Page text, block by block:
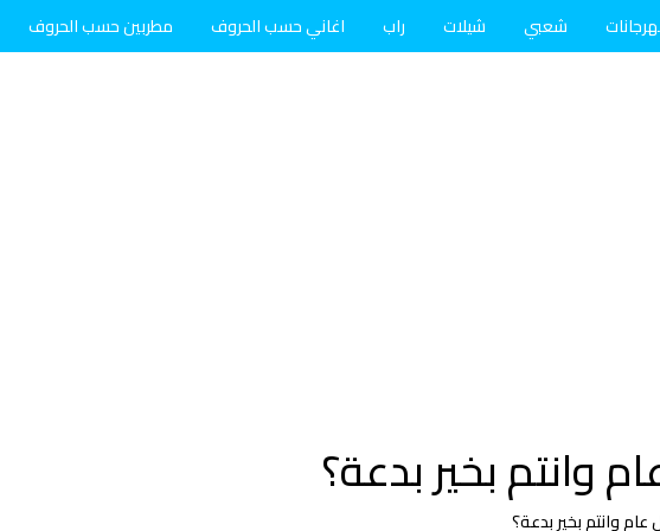
شعبي شيلات راب اغاني حسب الحروف مطربين حسب الحروف
بخير بدعة؟
وانتم بخير بدعة؟